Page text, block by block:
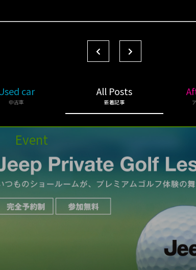
car
中古車
All Posts
新着記事
Event